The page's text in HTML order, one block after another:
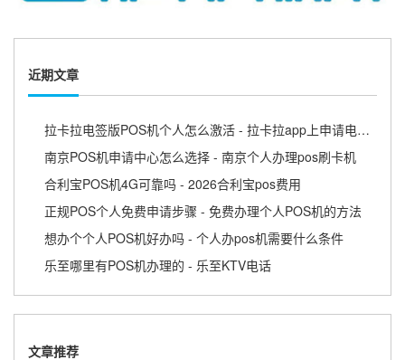
近期文章
拉卡拉电签版POS机个人怎么激活 - 拉卡拉app上申请电签pos需要收费吗
南京POS机申请中心怎么选择 - 南京个人办理pos刷卡机
合利宝POS机4G可靠吗 - 2026合利宝pos费用
正规POS个人免费申请步骤 - 免费办理个人POS机的方法
想办个个人POS机好办吗 - 个人办pos机需要什么条件
乐至哪里有POS机办理的 - 乐至KTV电话
文章推荐